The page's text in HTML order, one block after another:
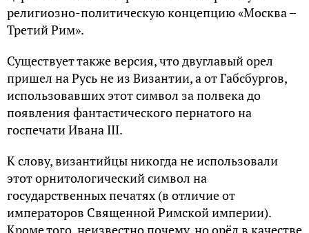
религиозно-политическую концепцию «Москва –
Третий Рим».
Существует также версия, что двуглавый орел
пришел на Русь не из Византии, а от Габсбургов,
использовавших этот символ за полвека до
появления фантастического пернатого на
госпечати Ивана III.
К слову, византийцы никогда не использовали
этот орнитологический символ на
государственных печатях (в отличие от
императоров Священной Римской империи).